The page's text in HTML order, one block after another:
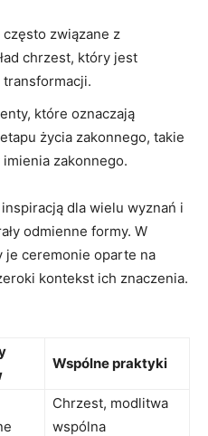
​często związane z
chrzest, który jest
które oznaczają
życia zakonnego, takie
zakonnego.
dla wielu wyznań i
‌odmienne formy. W
je ‌ceremonie oparte na
kontekst ich znaczenia.
Wspólne praktyki
Chrzest, modlitwa‌
wspólna